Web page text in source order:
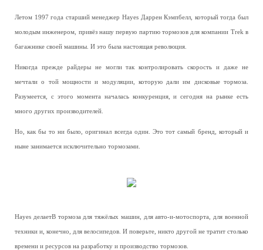
Летом 1997 года старший менеджер Hayes Даррен Кэмпбелл, который тогда был
молодым инженером, привёз нашу первую партию тормозов для компании Trek в
багажнике своей машины. И это была настоящая революция.
Никогда прежде райдеры не могли так контролировать скорость и даже не
мечтали о той мощности и модуляции, которую дали им дисковые тормоза.
Разумеется, с этого момента началась конкуренция, и сегодня на рынке есть
много других производителей.
Но, как бы то ни было, оригинал всегда один. Это тот самый бренд, который и
ныне занимается исключительно тормозами.
Hayes делаетВ тормоза для тяжёлых машин, для авто-и-мотоспорта, для военной
техники и, конечно, для велосипедов. И поверьте, никто другой не тратит столько
времени и ресурсов на разработку и производство тормозов.